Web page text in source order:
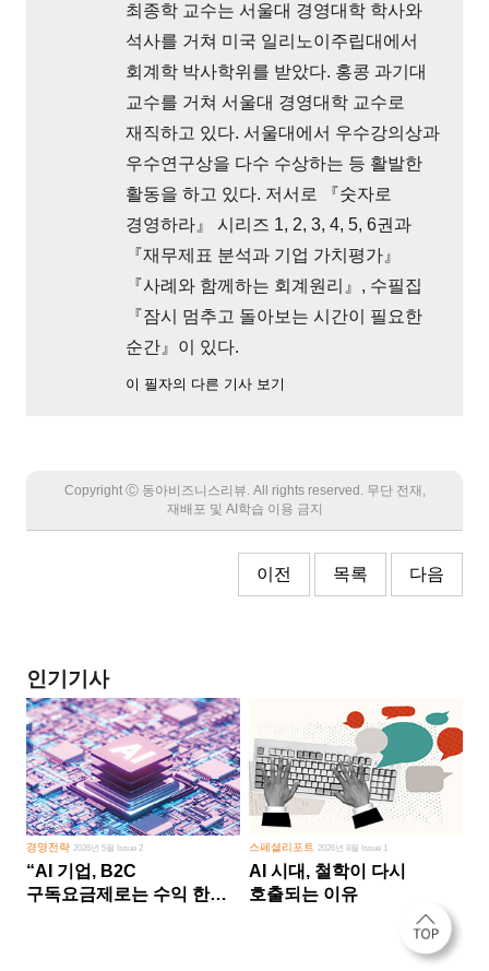
최종학 교수는 서울대 경영대학 학사와
석사를 거쳐 미국 일리노이주립대에서
회계학 박사학위를 받았다. 홍콩 과기대
교수를 거쳐 서울대 경영대학 교수로
재직하고 있다. 서울대에서 우수강의상과
우수연구상을 다수 수상하는 등 활발한
활동을 하고 있다. 저서로 『숫자로
경영하라』 시리즈 1, 2, 3, 4, 5, 6권과
『재무제표 분석과 기업 가치평가』
『사례와 함께하는 회계원리』, 수필집
『잠시 멈추고 돌아보는 시간이 필요한
순간』이 있다.
이 필자의 다른 기사 보기
Copyright Ⓒ 동아비즈니스리뷰. All rights reserved. 무단 전재,
재배포 및 AI학습 이용 금지
이전 목록 다음
인기기사
경영전략 2026년 5월 Issue 2
“AI 기업, B2C
구독요금제로는 수익 한계
스페셜리포트 2026년 8월 Issue 1
AI 시대, 철학이 다시
호출되는 이유